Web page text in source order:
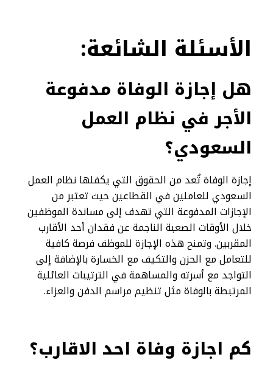
الأسئلة الشائعة:
هل إجازة الوفاة مدفوعة
الأجر في نظام العمل
السعودي؟
إجازة الوفاة تُعد من الحقوق التي يكفلها نظام العمل
السعودي للعاملين في القطاعين حيث تعتبر من
الإجازات المدفوعة التي تهدف إلى مساندة الموظفين
خلال الأوقات الصعبة الناجمة عن فقدان أحد الأقارب
المقربين. وتمنح هذه الإجازة للموظف فرصة كافية
للتعامل مع الحزن والتكيف مع الخسارة بالإضافة إلى
التواجد مع أسرته والمساهمة في الترتيبات العائلية
المرتبطة بالوفاة مثل تنظيم مراسم الدفن والعزاء.
كم اجازة وفاة احد الاقارب؟